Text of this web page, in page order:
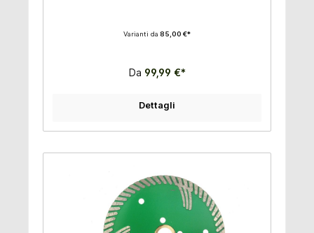
Varianti da 85,00 €*
Da 99,99 €*
Dettagli